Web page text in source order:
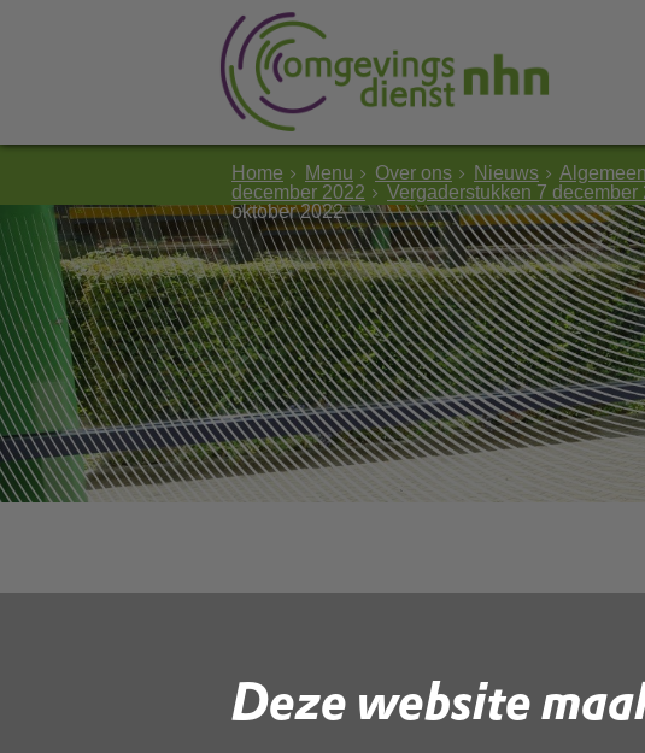
Deze website
Home Menu Over ons Nieuws
december 2022
Vergaderstukken 7 december
oktober 2022
NHN vergadering